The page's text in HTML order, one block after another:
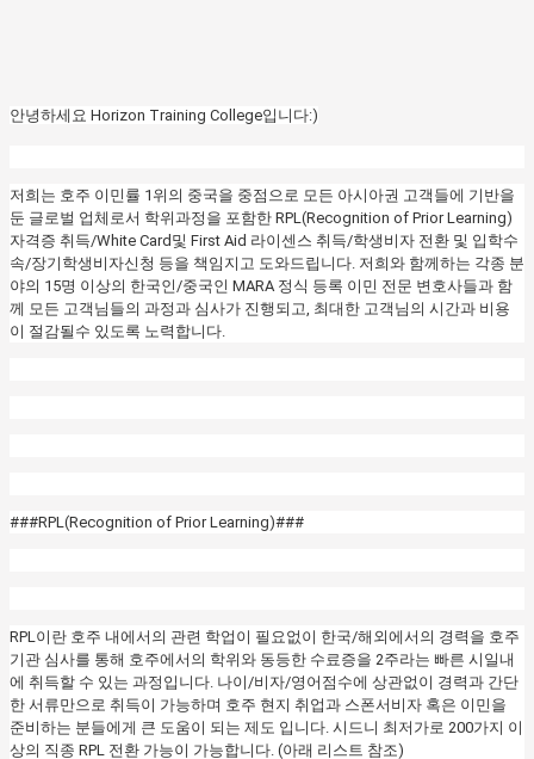
안녕하세요 Horizon Training College입니다:)
저희는 호주 이민률 1위의 중국을 중점으로 모든 아시아권 고객들에 기반을
둔 글로벌 업체로서 학위과정을 포함한 RPL(Recognition of Prior Learning)
자격증 취득/White Card및 First Aid 라이센스 취득/학생비자 전환 및 입학수
속/장기학생비자신청 등을 책임지고 도와드립니다. 저희와 함께하는 각종 분
야의 15명 이상의 한국인/중국인 MARA 정식 등록 이민 전문 변호사들과 함
께 모든 고객님들의 과정과 심사가 진행되고, 최대한 고객님의 시간과 비용
이 절감될수 있도록 노력합니다.
###RPL(Recognition of Prior Learning)###
RPL이란 호주 내에서의 관련 학업이 필요없이 한국/해외에서의 경력을 호주
기관 심사를 통해 호주에서의 학위와 동등한 수료증을 2주라는 빠른 시일내
에 취득할 수 있는 과정입니다. 나이/비자/영어점수에 상관없이 경력과 간단
한 서류만으로 취득이 가능하며 호주 현지 취업과 스폰서비자 혹은 이민을
준비하는 분들에게 큰 도움이 되는 제도 입니다. 시드니 최저가로 200가지 이
상의 직종 RPL 전환 가능이 가능합니다. (아래 리스트 참조)